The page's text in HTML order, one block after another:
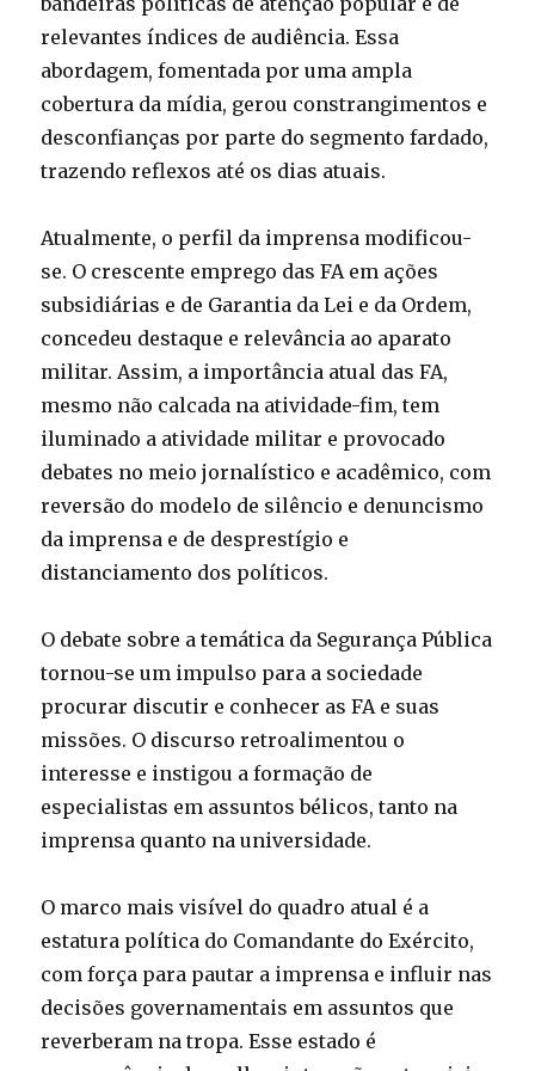
relevantes índices de audiência. Essa
abordagem, fomentada por uma ampla
cobertura da mídia, gerou constrangimentos e
desconfianças por parte do segmento fardado,
trazendo reflexos até os dias atuais.
Atualmente, o perfil da imprensa modificou-
se. O crescente emprego das FA em ações
subsidiárias e de Garantia da Lei e da Ordem,
concedeu destaque e relevância ao aparato
militar. Assim, a importância atual das FA,
mesmo não calcada na atividade-fim, tem
iluminado a atividade militar e provocado
debates no meio jornalístico e acadêmico, com
reversão do modelo de silêncio e denuncismo
da imprensa e de desprestígio e
distanciamento dos políticos.
O debate sobre a temática da Segurança Pública
tornou-se um impulso para a sociedade
procurar discutir e conhecer as FA e suas
missões. O discurso retroalimentou o
interesse e instigou a formação de
especialistas em assuntos bélicos, tanto na
imprensa quanto na universidade.
O marco mais visível do quadro atual é a
estatura política do Comandante do Exército,
com força para pautar a imprensa e influir nas
decisões governamentais em assuntos que
reverberam na tropa. Esse estado é